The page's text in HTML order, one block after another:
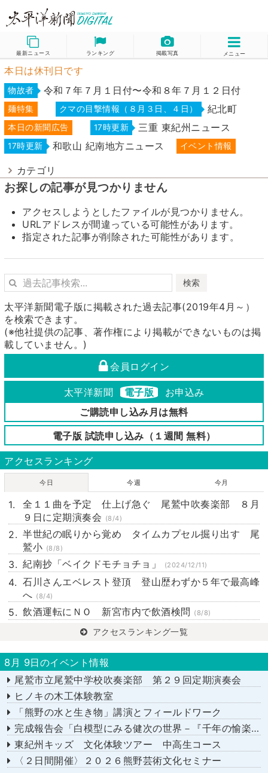
最新ニュース ランキング 掲載写真 メニュー
本日は休刊日です
物故者 令和７年７月１日付〜令和８年７月１２日付
麺特集 クマの目撃情報（８月３日、４日） 紀北町
本日の新聞広告 17時更新 三重 東紀州ニュース
17時更新 和歌山 紀南地方ニュース イベント情報
カテゴリ
お探しの記事が見つかりません
アクセスしようとしたファイルが見つかりません。
URLアドレスが間違っている可能性があります。
指定された記事が削除された可能性があります。
検索
太平洋新聞電子版に掲載された過去記事(2019年4月～）
を検索できます。
(※他社提供の記事、著作権により掲載ができないものは掲
載していません。)
会員ログイン
太平洋新聞 電子版
お申込み
ご購読申し込み月は無料
電子版 試読申し込み（１週間 無料）
アクセスランキング
今日 今週 今月
全１１曲を予定 仕上げ急ぐ 尾鷲中吹奏楽部 ８月
９日に定期演奏会 (8/4)
半世紀の眠りから覚め タイムカプセル掘り出す 尾
鷲小 (8/8)
紀南抄「ベイクドモチョチョ」 (2024/12/11)
石川さんエベレスト登頂 登山歴わずか５年で最高峰
へ (8/4)
飲酒運転にＮＯ 新宮市内で飲酒検問 (8/8)
アクセスランキング一覧
8月 9日のイベント情報
尾鷲市立尾鷲中学校吹奏楽部 第２９回定期演奏会
ヒノキの木工体験教室
「熊野の水と生き物」講演とフィールドワーク
完成報告会「白模型にみる健次の世界－『千年の愉楽』『奇蹟』より－」
東紀州キッズ 文化体験ツアー 中高生コース
〈２日間開催〉２０２６熊野芸術文化セミナー